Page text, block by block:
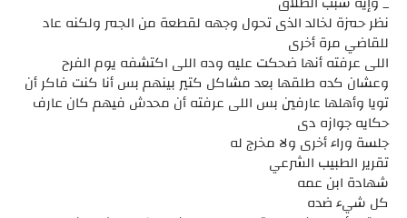
نظر حمزة لخالد الذى تحول وجهه لقطعة من الجمر ولكنه عاد
للقاضي مرة أخرى
اللى عرفته أنها ضحكت عليه وده اللى اكتشفه يوم الفرح
وعشان كده طلقها بعد مشاكل كتير بينهم بس أنا كنت فاكر أن
تويا وأهلها عارفين بس اللى عرفته أن محدش فيهم كان عارف
حكايه جوازه دى
جلسة وراء أخرى ولا مخرج له
تقرير الطبيب الشرعي
شهادة ابن عمه
كل شيء ضده